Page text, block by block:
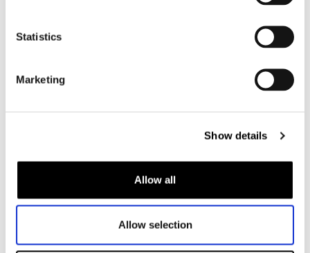
Statistics
Marketing
Show details
Allow all
Allow selection
Dames